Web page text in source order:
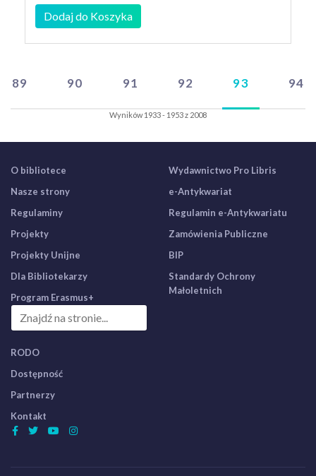
Dodaj do Koszyka
89 90 91 92 93 94
Wyników 1933 - 1953 z 2008
O bibliotece
Nasze strony
Regulaminy
Projekty
Projekty Unijne
Dla Bibliotekarzy
Program Erasmus+
Wydawnictwo Pro Libris
e-Antykwariat
Regulamin e-Antykwariatu
Zamówienia Publiczne
BIP
Standardy Ochrony
Małoletnich
RODO
Dostępność
Partnerzy
Kontakt